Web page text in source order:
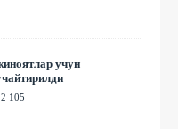
учун
2 105